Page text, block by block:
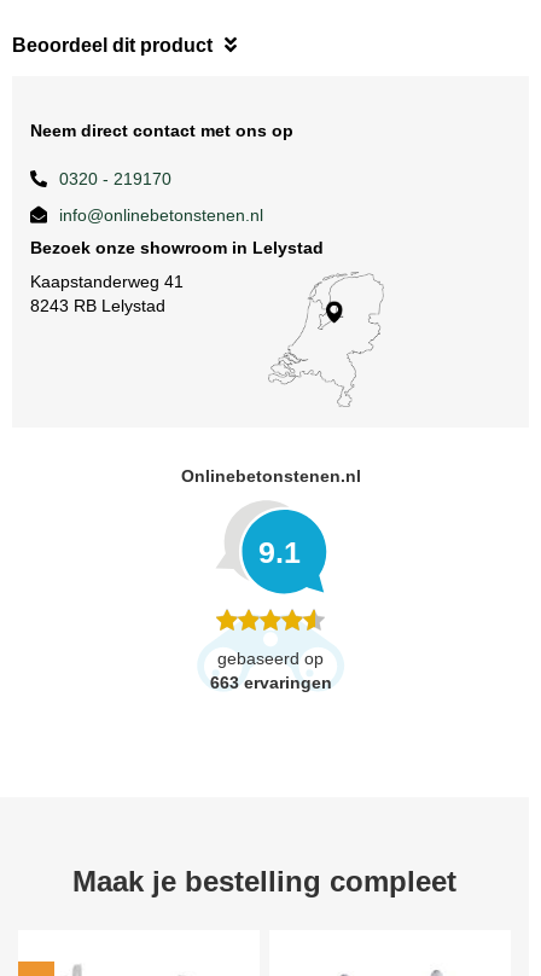
Beoordeel dit product
Neem direct contact met ons op
0320 - 219170
info@onlinebetonstenen.nl
Bezoek onze showroom in Lelystad
Kaapstanderweg 41
8243 RB Lelystad
Onlinebetonstenen.nl
9.1
gebaseerd op
663 ervaringen
Maak je bestelling compleet